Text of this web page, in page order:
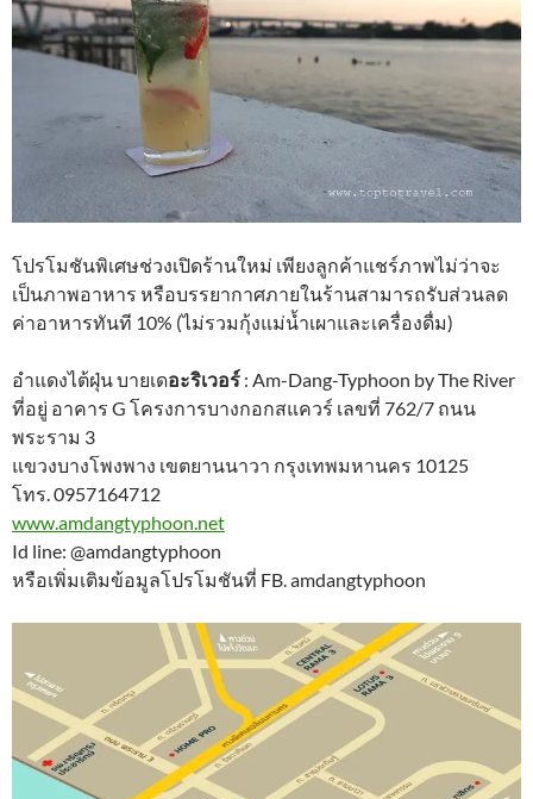
โปรโมชันพิเศษช่วงเปิดร้านใหม่ เพียงลูกค้าแชร์ภาพไม่ว่าจะ
เป็นภาพอาหาร หรือบรรยากาศภายในร้านสามารถรับส่วนลด
ค่าอาหารทันที 10% (ไม่รวมกุ้งแม่น้ำเผาและเครื่องดื่ม)
อำแดงไต้ฝุ่น บายเดอะริเวอร์ : Am-Dang-Typhoon by The River
ที่อยู่ อาคาร G โครงการบางกอกสแควร์ เลขที่ 762/7 ถนน
พระราม 3
แขวงบางโพงพาง เขตยานนาวา กรุงเทพมหานคร 10125
โทร. 0957164712
www.amdangtyphoon.net
Id line: @amdangtyphoon
หรือเพิ่มเติมข้อมูลโปรโมชันที่ FB. amdangtyphoon